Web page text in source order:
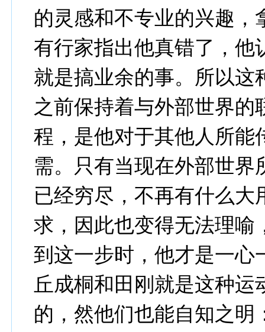
的灵感和不专业的兴趣，
有行家指出他真错了，他
就是搞业余的事。所以这
之前保持着与外部世界
程，是他对于其他人所能
需。只有当现在外部世界
已经穷尽，不再有什么
求，因此也变得无法理喻
到这一步时，他才是一心
丘成桐和田刚就是这种
的，然他们也能自知之明